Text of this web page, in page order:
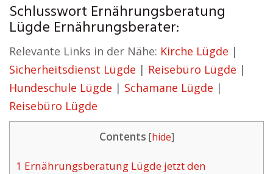
Schlusswort Ernährungsberatung
Lügde Ernährungsberater:
Relevante Links in der Nähe: Kirche Lügde |
Sicherheitsdienst Lügde | Reisebüro Lügde |
Hundeschule Lügde | Schamane Lügde |
Reisebüro Lügde
Contents [hide]
1 Ernährungsberatung Lügde jetzt den